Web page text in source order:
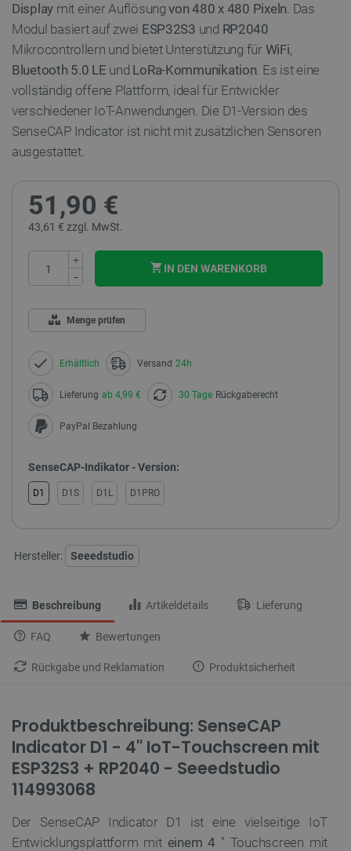
Display mit einer Auflösungvon 480 x 480 Pixeln. Das
Modul basiert auf zwei ESP32S3 und RP2040
Mikrocontrollern und bietet Unterstützung für WiFi,
Bluetooth 5.0 LE und LoRa-Kommunikation. Es ist eine
vollständig offene Plattform, ideal für Entwickler
verschiedener IoT-Anwendungen. Die D1-Version des
SenseCAP Indicator ist nicht mit zusätzlichen Sensoren
ausgestattet.
51,90 €
43,61 € zzgl. MwSt.
+
−
IN DEN WARENKORB
Menge prüfen
Erhältlich Versand 24h
Lieferung ab 4,99 € 30 Tage Rückgaberecht
PayPal Bezahlung
SenseCAP-Indikator - Version:
D1 D1S D1L D1PRO
Hersteller: Seeedstudio
Beschreibung Artikeldetails Lieferung
FAQ Bewertungen
Rückgabe und Reklamation Produktsicherheit
Produktbeschreibung: SenseCAP
Indicator D1 - 4'' IoT-Touchscreen mit
ESP32S3 + RP2040 - Seeedstudio
114993068
Der SenseCAP Indicator D1 ist eine vielseitige IoT
Entwicklungsplattform mit einem 4 '' Touchscreen mit